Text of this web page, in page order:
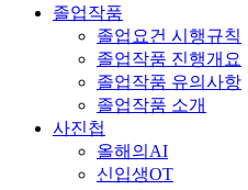
졸업작품
졸업요건 시행규칙
졸업작품 진행개요
졸업작품 유의사항
졸업작품 소개
사진첩
올해의AI
신입생OT